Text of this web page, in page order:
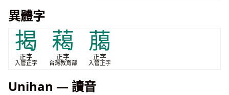
異體字
揭
正字
入管正字
藒
正字
台灣教育部
﨟
正字
入管正字
Unihan — 讀音